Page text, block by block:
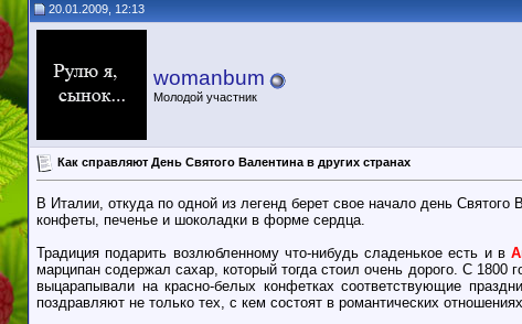
20.01.2009, 12:13
womanbum
Молодой участник
Как справляют День Святого Валентина в других странах
В Италии, откуда по одной из легенд берет свое начало день
конфеты, печенье и шоколадки в форме сердца.
Традиция подарить возлюбленному что-нибудь сладенькое есть и в
марципан содержал сахар, который тогда стоил очень дорого. С
выцарапывали на красно-белых конфетках соответствующие
поздравляют не только тех, с кем состоят в романтических